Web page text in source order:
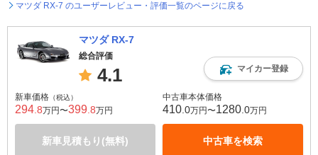
マツダ RX-7 のユーザーレビュー・評価一覧のページに戻る
マツダ RX-7
総合評価
4.1 マイカー登録
新車価格 （税込）
294 .8万円〜399 .8万円
新車見積もり(無料)
中古車本体価格
410 .0万円〜1280 .0万円
中古車を検索